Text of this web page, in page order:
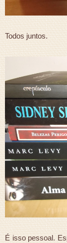
Todos juntos.
É isso pessoal.